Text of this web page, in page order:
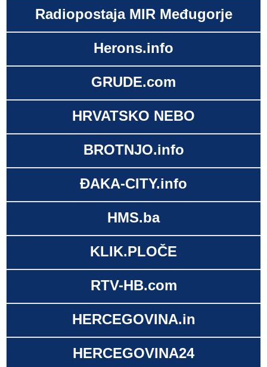
Radiopostaja MIR Međugorje
Herons.info
GRUDE.com
HRVATSKO NEBO
BROTNJO.info
ĐAKA-CITY.info
HMS.ba
KLIK.PLOČE
RTV-HB.com
HERCEGOVINA.in
HERCEGOVINA24